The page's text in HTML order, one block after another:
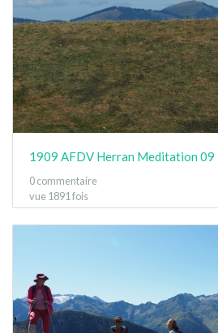
1909 AFDV Herran Meditation 09
0 commentaire
vue 1891 fois